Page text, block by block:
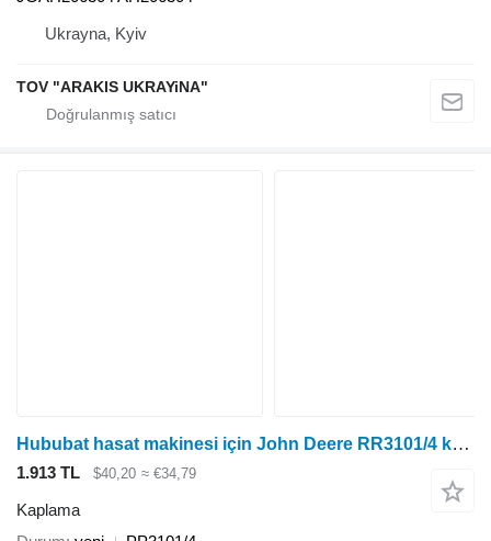
Ukrayna, Kyiv
TOV "ARAKIS UKRAYiNA"
Hububat hasat makinesi için John Deere RR3101/4 kaplama
1.913 TL $40,20 ≈ €34,79
Kaplama